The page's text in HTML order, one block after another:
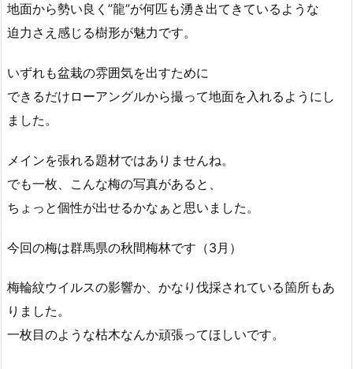
地面から勢い良く”龍”が何匹も湧き出てきているような
迫力さえ感じる樹形が魅力です。
いずれも盆栽の雰囲気を出すために
できるだけローアングルから撮って地面を入れるようにし
ました。
メインを張れる題材ではありませんね。
でも一枚、こんな梅の写真があると、
ちょっと個性が出せるかなぁと思いました。
今回の梅は群馬県の秋間梅林です（3月）
梅輪紋ウイルスの影響か、かなり伐採されている箇所もあ
りました。
一枚目のような枯木なんか頑張ってほしいです。